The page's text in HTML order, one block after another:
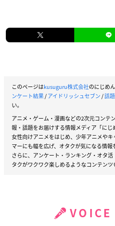
このページはkusuguru株式会社のにじめ
ンケート結果/アイドリッシュセブン/話題
い。
アニメ・ゲーム・漫画などの2次元コンテ
報・話題をお届けする情報メディア「にじ
女性向けアニメをはじめ、少年アニメや
マーにも幅を広げ、オタクが気になる情報
さらに、アンケート・ランキング・オタ
タクがワクワク楽しめるようなコンテンツ
VOICE